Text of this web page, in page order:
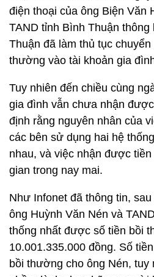
điện thoại của ông Biện Văn
TAND tỉnh Bình Thuận thông
Thuận đã làm thủ tục
thường vào tài khoản gia
Tuy nhiên đến chiều cùng
gia đình vẫn chưa nhận
định rằng nguyên nhân của
các bên sử dụng hai hệ
nhau, và việc nhận được
gian trong nay mai.
Như Infonet đã thông tin,
ông Huỳnh Văn Nén và
thống nhất được số tiền bồi
10.001.335.000 đồng. Số
bồi thường cho ông Nén, tuy